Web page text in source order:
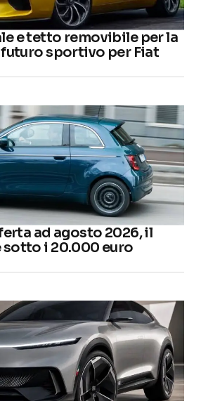
e tetto removibile per la
futuro sportivo per Fiat
ad agosto 2026, il
sotto i 20.000 euro